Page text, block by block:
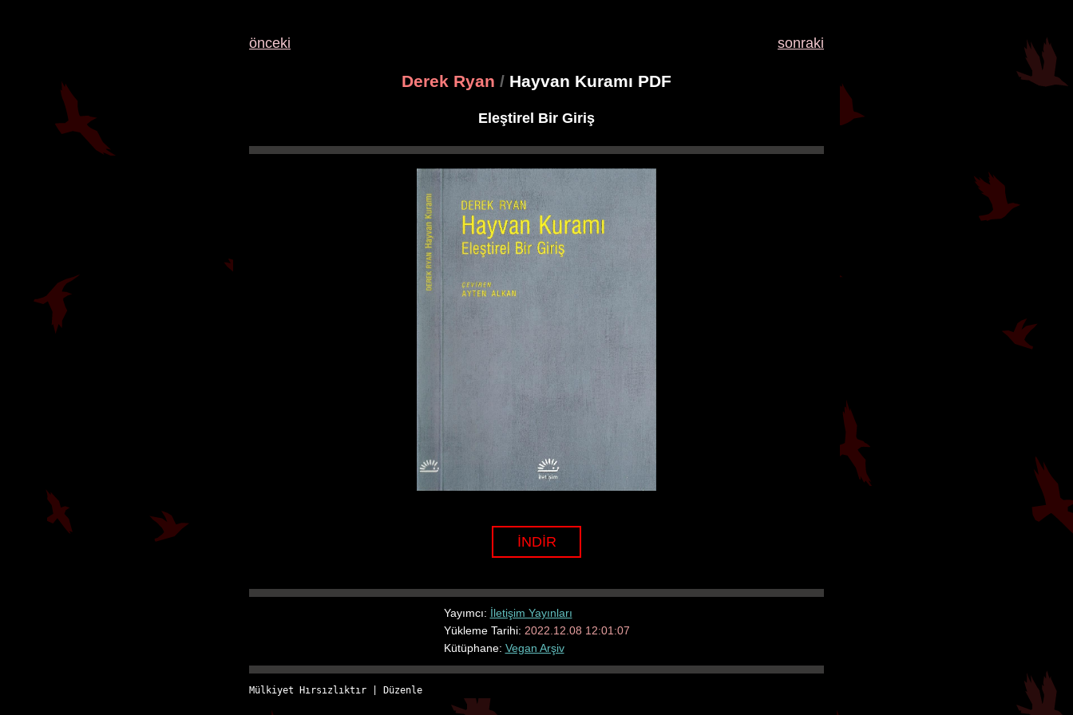
önceki sonraki
Derek Ryan / Hayvan Kuramı PDF
Eleştirel Bir Giriş
İNDİR
Yayımcı: İletişim Yayınları
Yükleme Tarihi: 2022.12.08 12:01:07
Kütüphane: Vegan Arşiv
Mülkiyet Hırsızlıktır Düzenle